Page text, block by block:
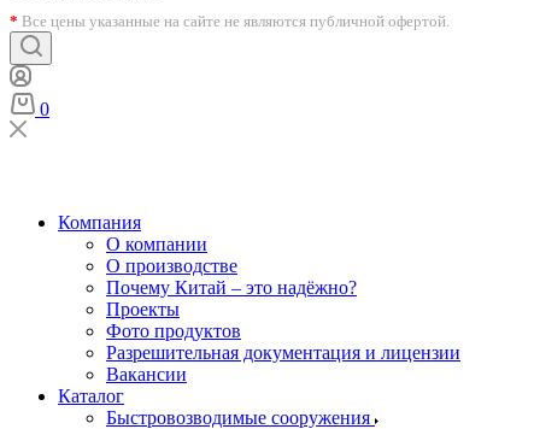
* Все цены указанные на сайте не являются публичной офертой.
0
Компания
О компании
О производстве
Почему Китай – это надёжно?
Проекты
Фото продуктов
Разрешительная документация и лицензии
Вакансии
Каталог
Быстровозводимые сооружения